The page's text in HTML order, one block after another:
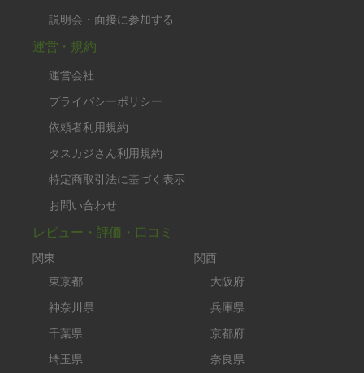
説明会・面接に参加する
運営・規約
運営会社
プライバシーポリシー
依頼者利用規約
タスカジさん利用規約
特定商取引法に基づく表示
お問い合わせ
レビュー・評価・口コミ
関東
東京都
神奈川県
千葉県
埼玉県
関西
大阪府
兵庫県
京都府
奈良県